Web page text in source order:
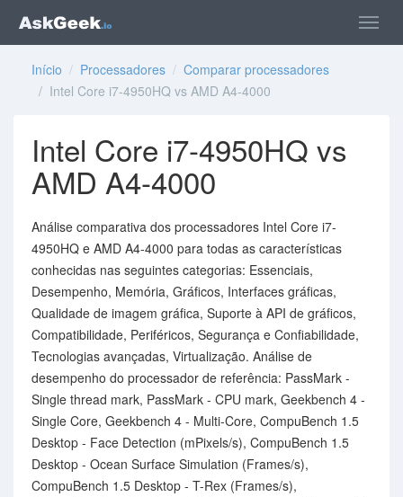
Início / Processadores / Comparar processadores
/ Intel Core i7-4950HQ vs AMD A4-4000
Intel Core i7-4950HQ vs
AMD A4-4000
Análise comparativa dos processadores Intel Core i7-
4950HQ e AMD A4-4000 para todas as características
conhecidas nas seguintes categorias: Essenciais,
Desempenho, Memória, Gráficos, Interfaces gráficas,
Qualidade de imagem gráfica, Suporte à API de gráficos,
Compatibilidade, Periféricos, Segurança e Confiabilidade,
Tecnologias avançadas, Virtualização. Análise de
desempenho do processador de referência: PassMark -
Single thread mark, PassMark - CPU mark, Geekbench 4 -
Single Core, Geekbench 4 - Multi-Core, CompuBench 1.5
Desktop - Face Detection (mPixels/s), CompuBench 1.5
Desktop - Ocean Surface Simulation (Frames/s),
CompuBench 1.5 Desktop - T-Rex (Frames/s),